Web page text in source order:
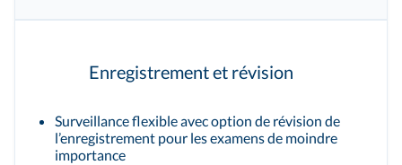
Enregistrement et révision
Surveillance flexible avec option de révision de
l’enregistrement pour les examens de moindre
importance